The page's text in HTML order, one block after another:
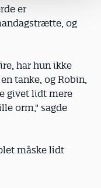
er
og
har hun ikke
tanke, og Robin,
givet lidt mere
orm," sagde
måske lidt